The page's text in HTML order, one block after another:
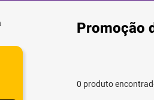
Promoção
0 produto